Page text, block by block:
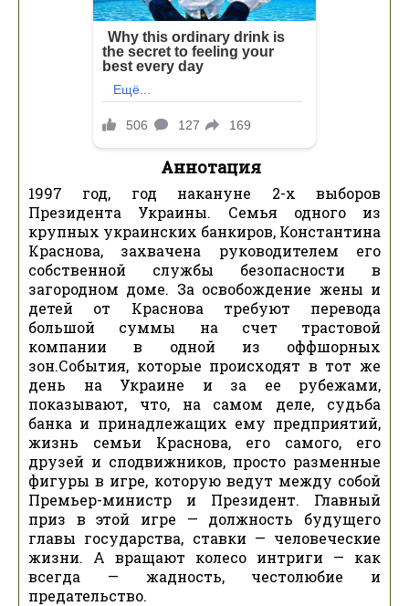
Аннотация
1997 год, год накануне 2-х выборов
Президента Украины. Семья одного из
крупных украинских банкиров, Константина
Краснова, захвачена руководителем его
собственной службы безопасности в
загородном доме. За освобождение жены и
детей от Краснова требуют перевода
большой суммы на счет трастовой
компании в одной из оффшорных
зон.События, которые происходят в тот же
день на Украине и за ее рубежами,
показывают, что, на самом деле, судьба
банка и принадлежащих ему предприятий,
жизнь семьи Краснова, его самого, его
друзей и сподвижников, просто разменные
фигуры в игре, которую ведут между собой
Премьер-министр и Президент. Главный
приз в этой игре — должность будущего
главы государства, ставки — человеческие
жизни. А вращают колесо интриги — как
всегда — жадность, честолюбие и
предательство.